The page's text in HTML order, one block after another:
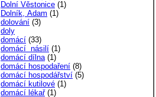
Dolní Věstonice (1)
Dolník, Adam (1)
dolování (3)
doly
domácí (33)
domácí násilí (1)
domácí dílna(1)
domácí hospodaření (8)
domácí hospodářství (5)
domácí kutilové (1)
domácí lékař(1)